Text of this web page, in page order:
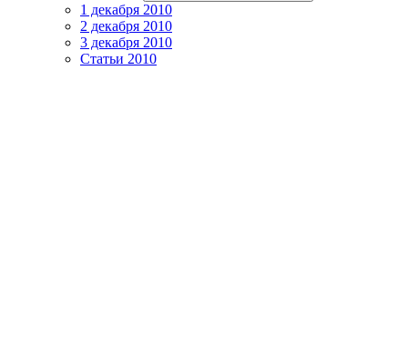
1 декабря 2010
2 декабря 2010
3 декабря 2010
Статьи 2010